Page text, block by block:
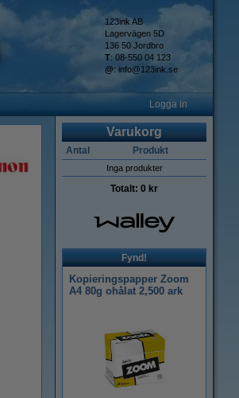
123ink AB
Lagervägen 5D
136 50 Jordbro
T: 08-550 04 123
@: info@123ink.se
Logga in
Varukorg
Antal Produkt
Inga produkter
Totalt: 0 kr
Fynd!
Kopieringspapper Zoom
A4 80g ohålat 2,500 ark